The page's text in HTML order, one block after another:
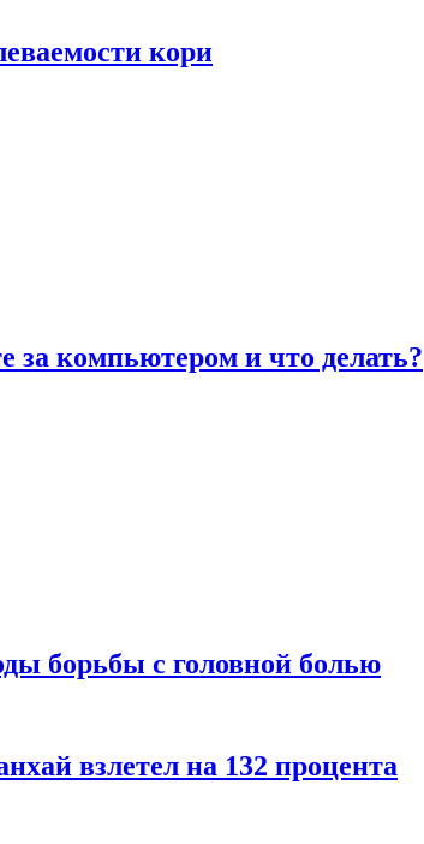
кори
за компьютером и что делать?
борьбы с головной болью
взлетел на 132 процента